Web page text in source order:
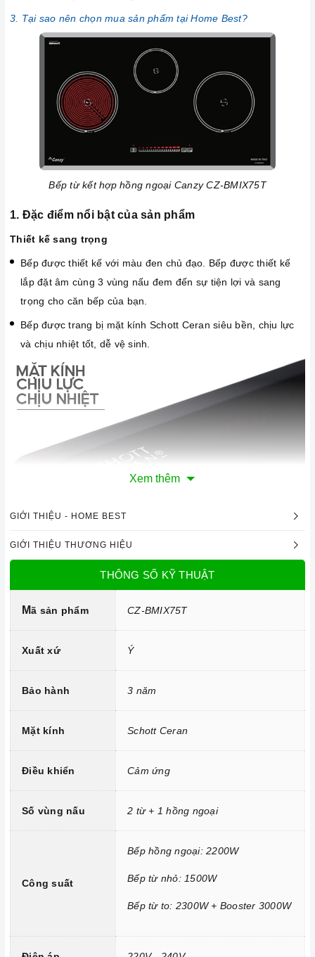
3. Tại sao nên chọn mua sản phẩm tại Home Best?
Bếp từ kết hợp hồng ngoại Canzy CZ-BMIX75T
1. Đặc điểm nổi bật của sản phẩm
Thiết kế sang trọng
Bếp được thiết kế với màu đen chủ đạo. Bếp được thiết kế
lắp đặt âm cùng 3 vùng nấu đem đến sự tiện lợi và sang
trọng cho căn bếp của bạn.
Bếp được trang bị mặt kính Schott Ceran siêu bền, chịu lực
và chịu nhiệt tốt, dễ vệ sinh.
Mặt kính Schott Ceran chịu lực, chịu nhiệt
Công nghệ hiện đại
Bộ bảng mạch, mâm từ được sản xuất theo công nghệ tiên
tiến đạt tiêu chuẩn chất lượng Châu Âu, giúp bếp hoạt động
Trang bị 9 dải công suất nấu.
Công nghệ hiện đại
Tính năng vượt trội
Chức năng Khóa trẻ em:Tránh trường hợp trẻ nghịch
ngợm bấm lung tung làm thay đổi chương trình nấu gây nguy
Xem thêm
GIỚI THIỆU - HOME BEST
GIỚI THIỆU THƯƠNG HIỆU
THÔNG SỐ KỸ THUẬT
Mã sản phẩm CZ-BMIX75T
Xuất xứ Ý
Bảo hành 3 năm
Mặt kính Schott Ceran
Điều khiển Cảm ứng
Số vùng nấu 2 từ + 1 hồng ngoại
Công suất
Bếp hồng ngoại: 2200W
Bếp từ nhỏ: 1500W
Bếp từ to: 2300W + Booster 3000W